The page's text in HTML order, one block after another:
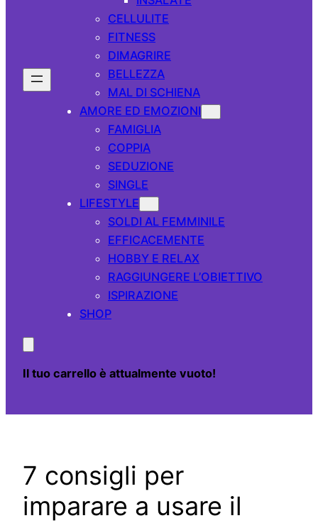
CELLULITE
FITNESS
DIMAGRIRE
BELLEZZA
MAL DI SCHIENA
AMORE ED EMOZIONI
FAMIGLIA
COPPIA
SEDUZIONE
SINGLE
LIFESTYLE
SOLDI AL FEMMINILE
EFFICACEMENTE
HOBBY E RELAX
RAGGIUNGERE L’OBIETTIVO
ISPIRAZIONE
SHOP
Il tuo carrello è attualmente vuoto!
7 consigli per
imparare a usare il